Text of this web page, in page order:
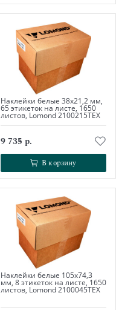
Наклейки белые 38х21,2 мм,
65 этикеток на листе, 1650
листов, Lomond 2100215ТЕХ
9 735 р.
В корзину
В корзину
Наклейки белые 105х74,3
мм, 8 этикеток на листе, 1650
листов, Lomond 2100045ТЕХ